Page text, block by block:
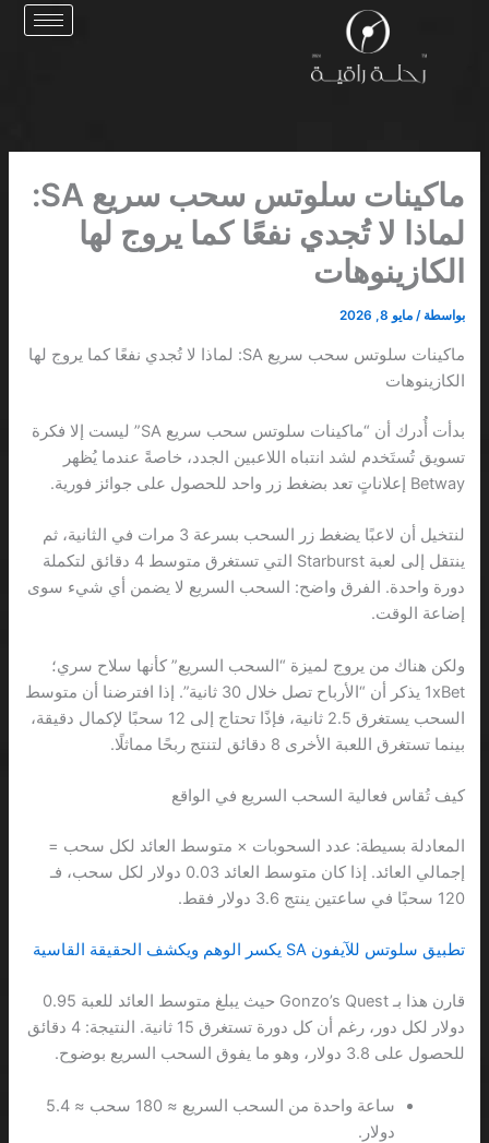
ماكينات سلوتس سحب سريع SA:
لماذا لا تُجدي نفعًا كما يروج لها
الكازينوهات
بواسطة /مايو 8, 2026
ماكينات سلوتس سحب سريع SA: لماذا لا تُجدي نفعًا كما يروج لها
الكازينوهات
بدأت أُدرك أن “ماكينات سلوتس سحب سريع SA” ليست إلا فكرة
تسويق تُستَخدم لشد انتباه اللاعبين الجدد، خاصةً عندما يُظهر
Betway إعلاناتٍ تعد بضغط زر واحد للحصول على جوائز فورية.
لنتخيل أن لاعبًا يضغط زر السحب بسرعة 3 مرات في الثانية، ثم
ينتقل إلى لعبة Starburst التي تستغرق متوسط 4 دقائق لتكملة
دورة واحدة. الفرق واضح: السحب السريع لا يضمن أي شيء سوى
إضاعة الوقت.
ولكن هناك من يروج لميزة “السحب السريع” كأنها سلاح سري؛
1xBet يذكر أن “الأرباح تصل خلال 30 ثانية”. إذا افترضنا أن متوسط
السحب يستغرق 2.5 ثانية، فإذًا تحتاج إلى 12 سحبًا لإكمال دقيقة،
بينما تستغرق اللعبة الأخرى 8 دقائق لتنتج ربحًا مماثلًا.
كيف تُقاس فعالية السحب السريع في الواقع
المعادلة بسيطة: عدد السحوبات × متوسط العائد لكل سحب =
إجمالي العائد. إذا كان متوسط العائد 0.03 دولار لكل سحب، فـ
120 سحبًا في ساعتين ينتج 3.6 دولار فقط.
تطبيق سلوتس للآيفون SA يكسر الوهم ويكشف الحقيقة القاسية
قارن هذا بـ Gonzo’s Quest حيث يبلغ متوسط العائد للعبة 0.95
دولار لكل دور، رغم أن كل دورة تستغرق 15 ثانية. النتيجة: 4 دقائق
للحصول على 3.8 دولار، وهو ما يفوق السحب السريع بوضوح.
ساعة واحدة من السحب السريع ≈ 180 سحب ≈ 5.4
دولار.